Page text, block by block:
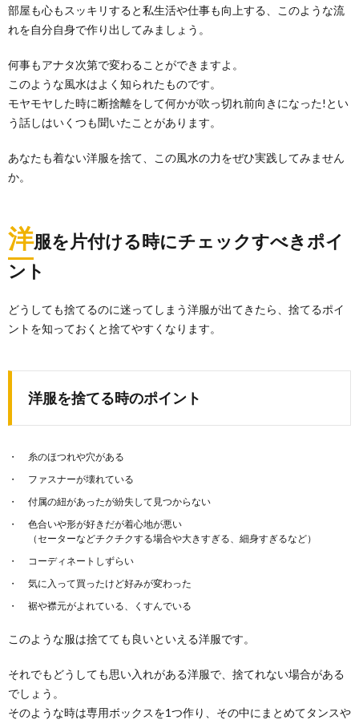
部屋も心もスッキリすると私生活や仕事も向上する、このような流
れを自分自身で作り出してみましょう。
何事もアナタ次第で変わることができますよ。
このような風水はよく知られたものです。
モヤモヤした時に断捨離をして何かが吹っ切れ前向きになった!とい
う話しはいくつも聞いたことがあります。
あなたも着ない洋服を捨て、この風水の力をぜひ実践してみません
か。
洋服を片付ける時にチェックすべきポイ
ント
どうしても捨てるのに迷ってしまう洋服が出てきたら、捨てるポイ
ントを知っておくと捨てやすくなります。
洋服を捨てる時のポイント
糸のほつれや穴がある
ファスナーが壊れている
付属の紐があったが紛失して見つからない
色合いや形が好きだが着心地が悪い
（セーターなどチクチクする場合や大きすぎる、細身すぎるなど）
コーディネートしずらい
気に入って買ったけど好みが変わった
裾や襟元がよれている、くすんでいる
このような服は捨てても良いといえる洋服です。
それでもどうしても思い入れがある洋服で、捨てれない場合がある
でしょう。
そのような時は専用ボックスを1つ作り、その中にまとめてタンスや